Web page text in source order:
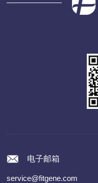
电子邮箱
service@fitgene.com